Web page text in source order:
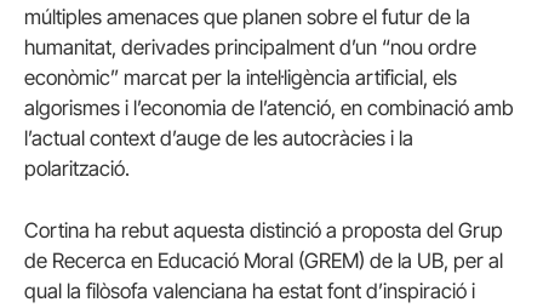
múltiples amenaces que planen sobre el futur de la
humanitat, derivades principalment d’un “nou ordre
econòmic” marcat per la intel·ligència artificial, els
algorismes i l’economia de l’atenció, en combinació amb
l’actual context d’auge de les autocràcies i la
polarització.
Cortina ha rebut aquesta distinció a proposta del Grup
de Recerca en Educació Moral (GREM) de la UB, per al
qual la filòsofa valenciana ha estat font d’inspiració i